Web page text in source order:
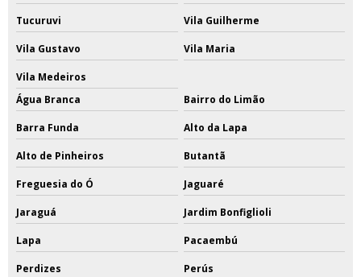
Tucuruvi Vila Guilherme
Vila Gustavo Vila Maria
Vila Medeiros
Água Branca
Bairro do Limão
Barra Funda Alto da Lapa
Alto de Pinheiros Butantã
Freguesia do Ó Jaguaré
Jaraguá Jardim Bonfiglioli
Lapa Pacaembú
Perdizes Perús